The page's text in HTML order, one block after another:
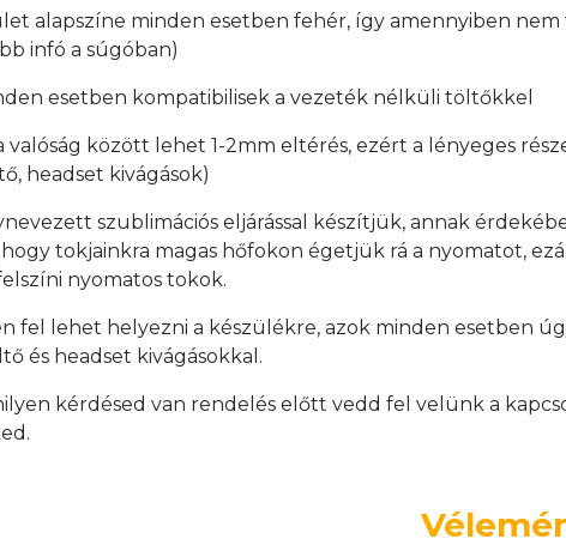
alapszíne minden esetben fehér, így amennyiben
infó a súgóban)
esetben kompatibilisek a vezeték nélküli töltőkkel
valóság között lehet 1-2mm eltérés, ezért a lényeges
headset kivágások)
szublimációs eljárással készítjük, annak
tokjainkra magas hőfokon égetjük rá a nyomatot,
nyomatos tokok.
fel lehet helyezni a készülékre, azok minden esetben
és headset kivágásokkal.
kérdésed van rendelés előtt vedd fel velünk a